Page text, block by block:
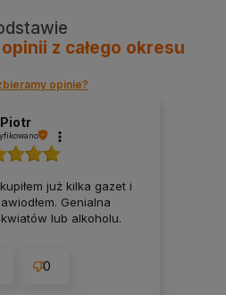
opinii z całego okresu
opinie?
Piotr
już kilka gazet i
Genialna
lub alkoholu.
0